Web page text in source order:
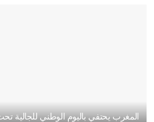
المغرب يحتفي باليوم الوطني للجالية